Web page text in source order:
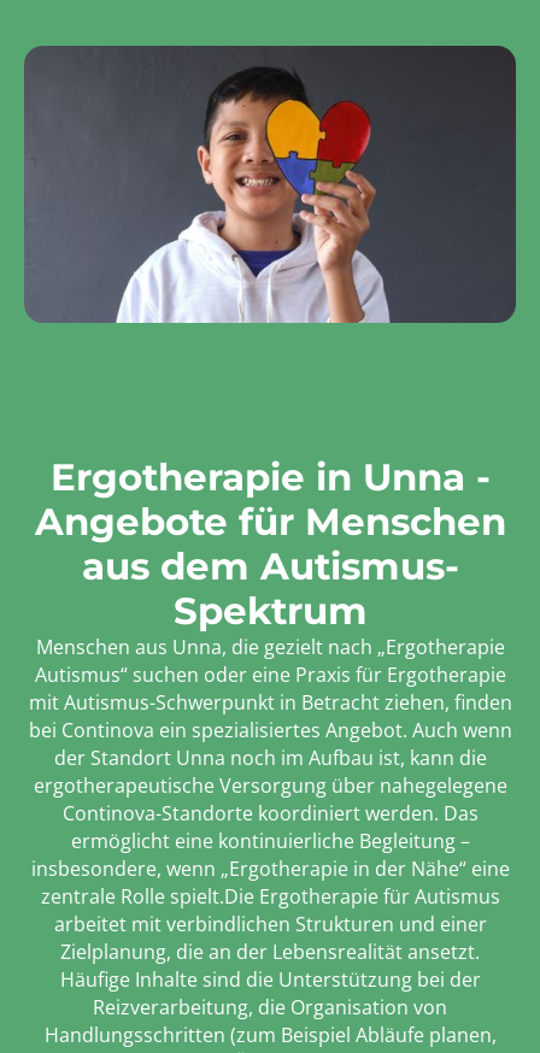
Ergotherapie in Unna -
Angebote für Menschen
aus dem Autismus-
Spektrum
Menschen aus Unna, die gezielt nach „Ergotherapie
Autismus“ suchen oder eine Praxis für Ergotherapie
mit Autismus-Schwerpunkt in Betracht ziehen, finden
bei Continova ein spezialisiertes Angebot. Auch wenn
der Standort Unna noch im Aufbau ist, kann die
ergotherapeutische Versorgung über nahegelegene
Continova-Standorte koordiniert werden. Das
ermöglicht eine kontinuierliche Begleitung –
insbesondere, wenn „Ergotherapie in der Nähe“ eine
zentrale Rolle spielt.Die Ergotherapie für Autismus
arbeitet mit verbindlichen Strukturen und einer
Zielplanung, die an der Lebensrealität ansetzt.
Häufige Inhalte sind die Unterstützung bei der
Reizverarbeitung, die Organisation von
Handlungsschritten (zum Beispiel Abläufe planen,